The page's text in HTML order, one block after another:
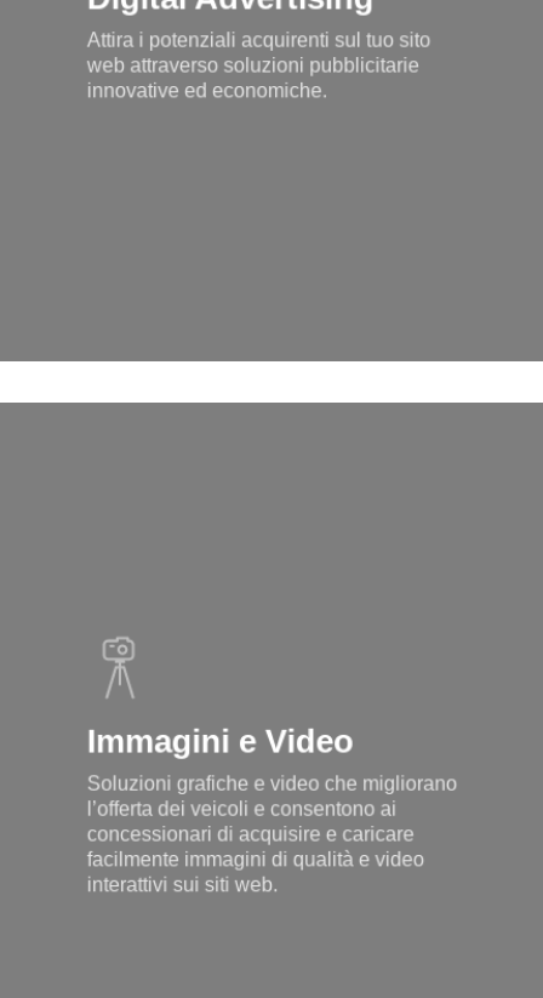
Attira i potenziali acquirenti sul tuo sito
web attraverso soluzioni pubblicitarie
innovative ed economiche.
Immagini e Video
Soluzioni grafiche e video che migliorano
l’offerta dei veicoli e consentono ai
concessionari di acquisire e caricare
facilmente immagini di qualità e video
interattivi sui siti web.